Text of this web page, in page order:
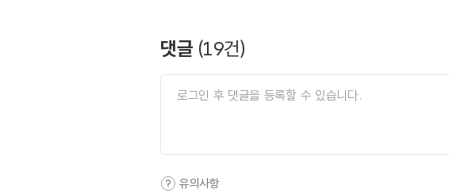
댓글 (19건)
유의사항